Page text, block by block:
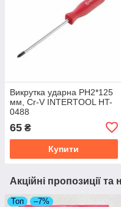
Викрутка ударна PH2*125
мм, Cr-V INTERTOOL HT-
0488
65 ₴
Купити
Акційні пропозиції та
Топ –7%